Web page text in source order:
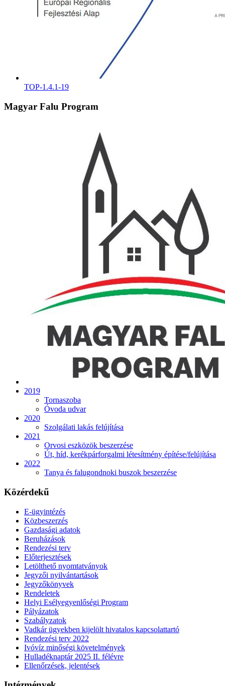
TOP-1.4.1-19
Magyar Falu Program
2019
Tornaszoba
Óvoda udvar
2020
Szolgálati lakás felújítása
2021
Orvosi eszközök beszerzése
Út, híd, kerékpárforgalmi létesítmény építése/felújítása
2022
Tanya és falugondnoki buszok beszerzése
Közérdekű
E-ügyintézés
Közbeszerzés
Gazdasági adatok
Beruházások
Rendezési terv
Előterjesztések
Letölthető nyomtatványok
Jegyzői nyilvántartások
Jegyzőkönyvek
Rendeletek
Helyi Esélyegyenlőségi Program
Pályázatok
Szabályzatok
Vadkár ügyekben kijelölt hivatalos kapcsolattartó
Rendezési terv 2022
Ivóvíz minőségi követelmények
Hulladéknaptár 2025 II. félévre
Ellenőrzések, jelentések